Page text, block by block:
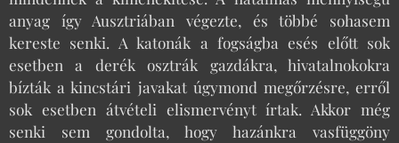
anyag így Ausztriában végezte, és többé sohasem
kereste senki. A katonák a fogságba esés előtt sok
esetben a derék osztrák gazdákra, hivatalnokokra
bízták a kincstári javakat úgymond megőrzésre, erről
sok esetben átvételi elismervényt írtak. Akkor még
senki sem gondolta, hogy hazánkra vasfüggöny